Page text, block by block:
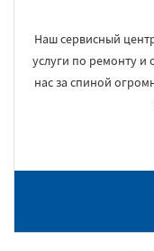
Наш сервисный
услуги по ремонту
нас за спиной